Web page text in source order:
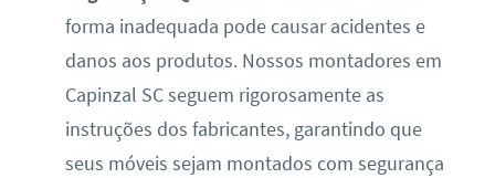
forma inadequada pode causar acidentes e
danos aos produtos. Nossos montadores em
Capinzal SC seguem rigorosamente as
instruções dos fabricantes, garantindo que
seus móveis sejam montados com segurança